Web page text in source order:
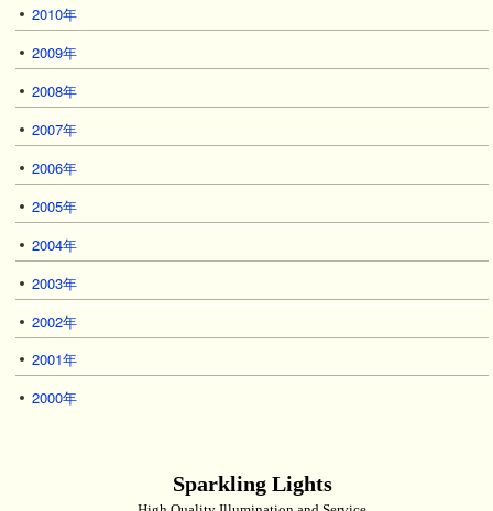
2010年
2009年
2008年
2007年
2006年
2005年
2004年
2003年
2002年
2001年
2000年
Sparkling Lights